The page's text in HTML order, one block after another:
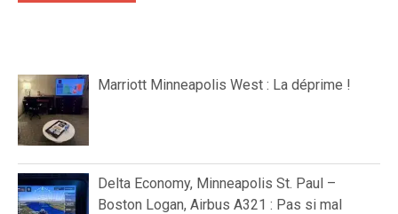
Marriott Minneapolis West : La déprime !
Delta Economy, Minneapolis St. Paul –
Boston Logan, Airbus A321 : Pas si mal